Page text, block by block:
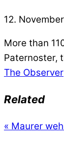
12.
More than
Paternoster,
The Observer
Related
« Maurer